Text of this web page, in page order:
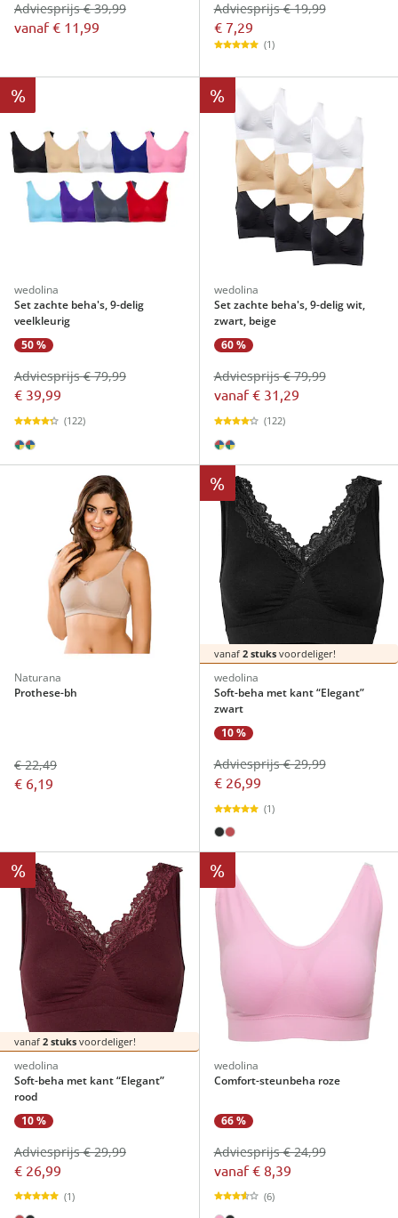
vanaf€ 11,99
Adviesprijs € 39,99
€ 7,29
Adviesprijs € 19,99
(1)
%
wedolina
Set zachte beha's, 9-delig
veelkleurig
50 %
€ 39,99
Adviesprijs € 79,99
(122)
%
wedolina
Set zachte beha's, 9-delig wit,
zwart, beige
60 %
vanaf€ 31,29
Adviesprijs € 79,99
(122)
Naturana
Prothese-bh
€ 22,49
€ 6,19
%
vanaf 2 stuksvoordeliger!
wedolina
Soft-beha met kant “Elegant”
zwart
10 %
€ 26,99
Adviesprijs € 29,99
(1)
%
vanaf 2 stuks voordeliger!
wedolina
Soft-beha met kant “Elegant”
rood
10 %
€ 26,99
Adviesprijs € 29,99
(1)
%
wedolina
Comfort-steunbeha roze
66 %
vanaf€ 8,39
Adviesprijs € 24,99
(6)